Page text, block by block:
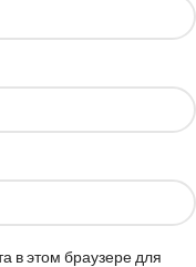
в этом браузере для